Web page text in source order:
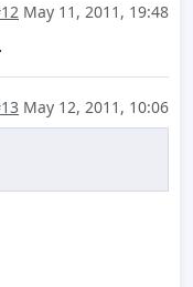
May 11, 2011, 19:48
May 12, 2011, 10:06